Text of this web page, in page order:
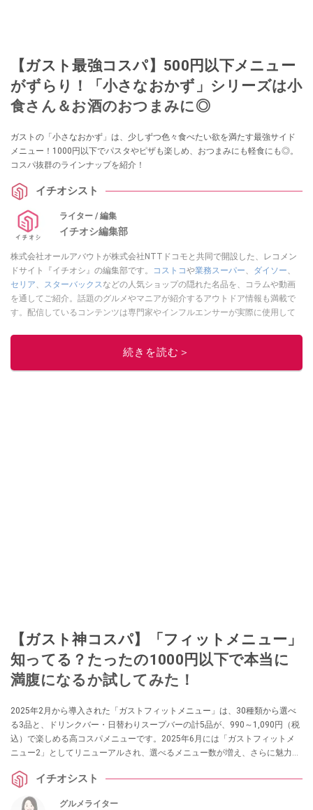
【ガスト最強コスパ】500円以下メニュー
がずらり！「小さなおかず」シリーズは小
食さん＆お酒のおつまみに◎
ガストの「小さなおかず」は、少しずつ色々食べたい欲を満たす最強サイド
メニュー！1000円以下でパスタやピザも楽しめ、おつまみにも軽食にも◎。
コスパ抜群のラインナップを紹介！
イチオシスト
ライター / 編集
イチオシ編集部
株式会社オールアバウトが株式会社NTTドコモと共同で開設した、レコメン
ドサイト『イチオシ』の編集部です。
コストコや業務スーパー、 ダイソー、
セリア、 スターバックスなどの人気ショップの隠れた名品を、コラムや動画
を通してご紹介。話題のグルメやマニアが紹介するアウトドア情報も満載で
す。配信しているコンテンツは専門家やインフルエンサーが実際に使用して
ニュースでフォロー
続きを読む＞
【ガスト神コスパ】「フィットメニュー」
知ってる？たったの1000円以下で本当に
満腹になるか試してみた！
2025年2月から導入された「ガストフィットメニュー」は、30種類から選べ
る3品と、ドリンクバー・日替わりスープバーの計5品が、990～1,090円（税
込）で楽しめる高コスパメニューです。2025年6月には「ガストフィットメ
ニュー2」としてリニューアルされ、選べるメニュー数が増え、さらに魅力的
よいのか、さっそくチェックしてみましょう。
イチオシスト
グルメライター